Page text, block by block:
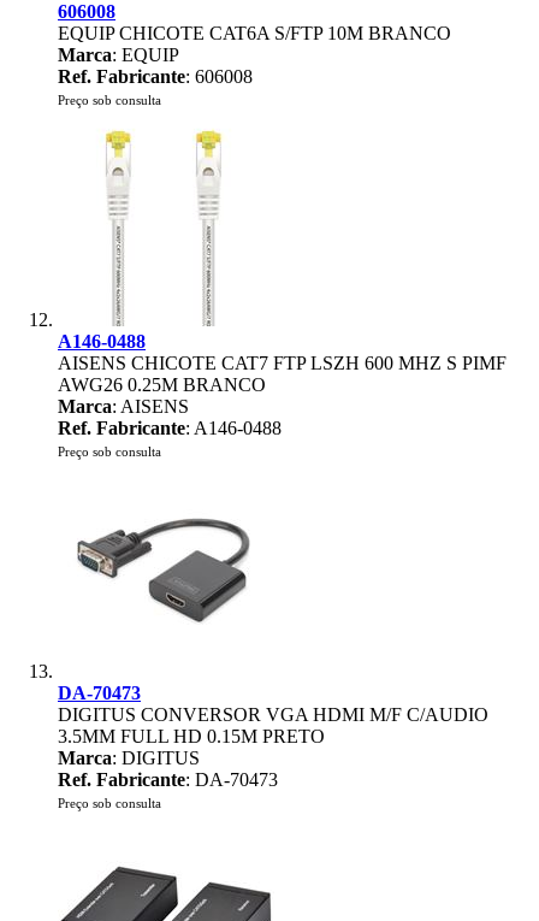
606008
EQUIP CHICOTE CAT6A S/FTP 10M BRANCO
Marca: EQUIP
Ref. Fabricante: 606008
Preço sob consulta
A146-0488
AISENS CHICOTE CAT7 FTP LSZH 600 MHZ S PIMF
AWG26 0.25M BRANCO
Marca: AISENS
Ref. Fabricante: A146-0488
Preço sob consulta
DA-70473
DIGITUS CONVERSOR VGA HDMI M/F C/AUDIO
3.5MM FULL HD 0.15M PRETO
Marca: DIGITUS
Ref. Fabricante: DA-70473
Preço sob consulta